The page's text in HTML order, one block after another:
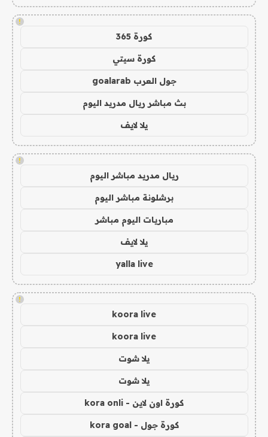
!
كورة 365
كورة سيتي
جول العرب goalarab
بث مباشر ريال مدريد اليوم
يلا لايف
!
ريال مدريد مباشر اليوم
برشلونة مباشر اليوم
مباريات اليوم مباشر
يلا لايف
yalla live
!
koora live
koora live
يلا شوت
يلا شوت
كورة اون لاين - kora onli
كورة جول - kora goal